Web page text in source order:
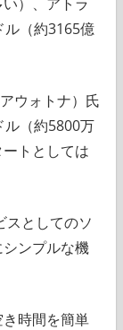
ル（約3165億
ウォトナ）氏
（約5800万
トとしては
スとしてのソ
ンプルな機
時間を簡単